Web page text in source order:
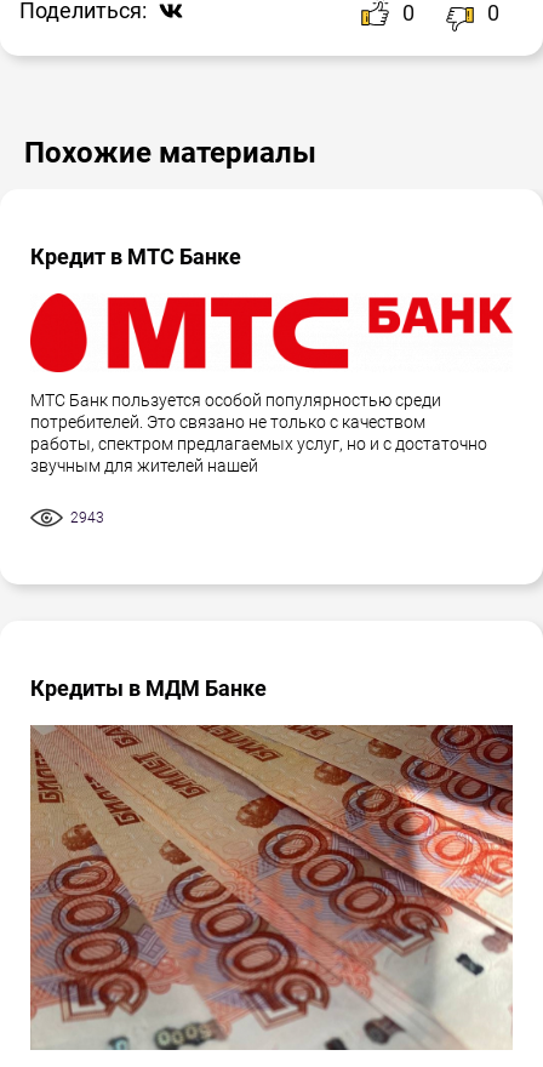
Поделиться: 0 0
Похожие материалы
Кредит в МТС Банке
МТС Банк пользуется особой популярностью среди
потребителей. Это связано не только с качеством
работы, спектром предлагаемых услуг, но и с достаточно
звучным для жителей нашей
2943
Кредиты в МДМ Банке